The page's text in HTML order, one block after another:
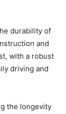
durability⁤ of
and
with a robust
driving and
the longevity